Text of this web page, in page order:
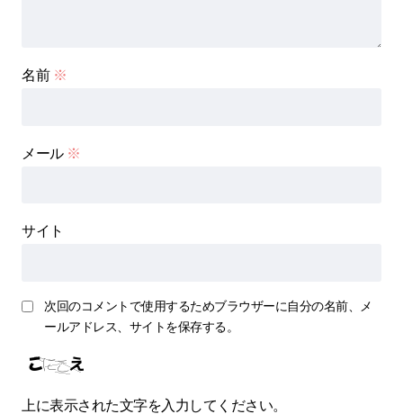
名前 ※
メール ※
サイト
次回のコメントで使用するためブラウザーに自分の名前、メ
ールアドレス、サイトを保存する。
上に表示された文字を入力してください。